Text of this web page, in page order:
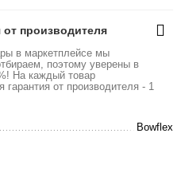
производителя
в маркетплейсе мы
поэтому уверены в
На каждый товар
от производителя - 1
Bowflex